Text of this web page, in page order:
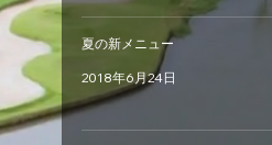
夏の新メニュー
2018年6月24日